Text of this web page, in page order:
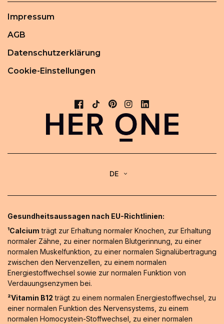
Impressum
AGB
Datenschutzerklärung
Cookie-Einstellungen
DE
Gesundheitsaussagen nach EU-Richtlinien:
¹Calcium trägt zur Erhaltung normaler Knochen, zur Erhaltung
normaler Zähne, zu einer normalen Blutgerinnung, zu einer
normalen Muskelfunktion, zu einer normalen Signalübertragung
zwischen den Nervenzellen, zu einem normalen
Energiestoffwechsel sowie zur normalen Funktion von
Verdauungsenzymen bei.
²Vitamin B12 trägt zu einem normalen Energiestoffwechsel, zu
einer normalen Funktion des Nervensystems, zu einem
normalen Homocystein-Stoffwechsel, zu einer normalen